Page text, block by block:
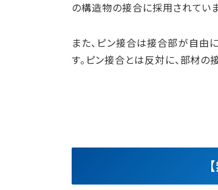
の構造物の接合に採用されていま
また、ピン接合は接合部が自由
す。ピン接合とは反対に、部材の